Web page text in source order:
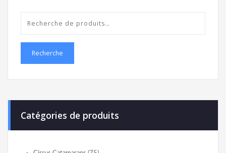
Recherche
Catégories de produits